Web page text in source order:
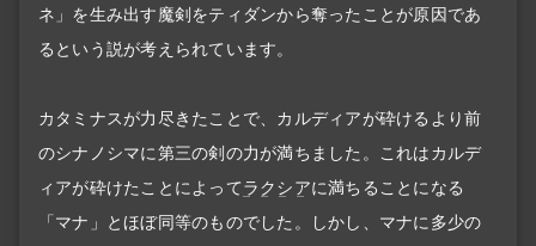
ネ」を生み出す魔剣をティダンから奪ったことが原因であ
るという説が考えられています。
カタミナスが力尽きたことで、カルディアが砕けるより前
のシナノシマに第三の剣の力が満ちました。これはカルデ
ィアが砕けたことによってラクシアに満ちることになる
「マナ」とほぼ同等のものでした。しかし、マナに多少の